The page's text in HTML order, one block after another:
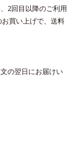
2回目以降のご利用
買い上げで、送料
の翌日にお届けい